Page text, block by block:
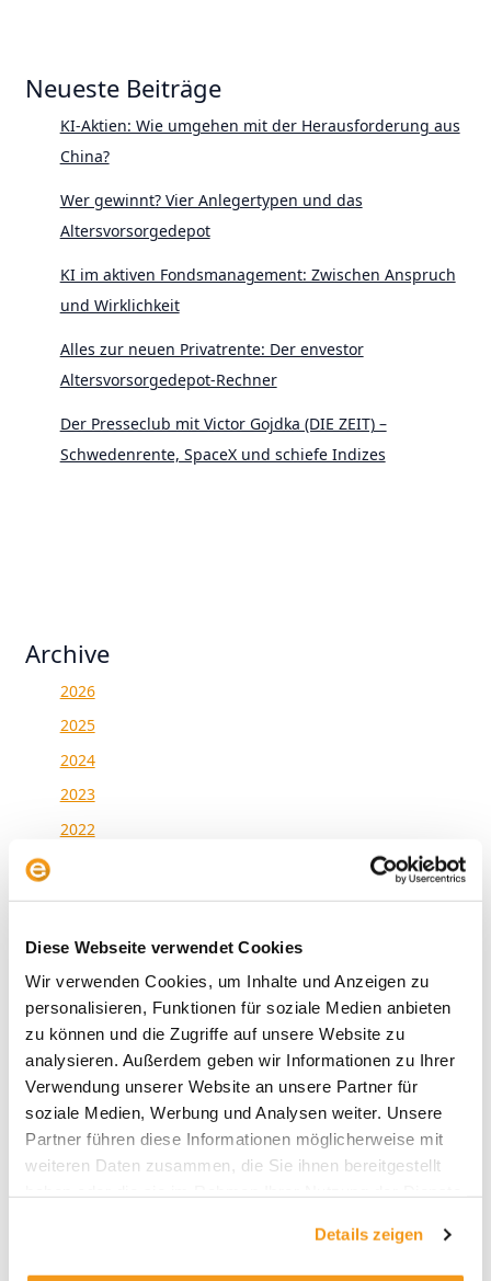
Diese Webseite verwendet Cookies
Wir verwenden Cookies, um Inhalte und Anzeigen zu
personalisieren, Funktionen für soziale Medien anbieten
zu können und die Zugriffe auf unsere Website zu
analysieren. Außerdem geben wir Informationen zu Ihrer
Verwendung unserer Website an unsere Partner für
soziale Medien, Werbung und Analysen weiter. Unsere
Partner führen diese Informationen möglicherweise mit
weiteren Daten zusammen, die Sie ihnen bereitgestellt
Details zeigen
Neueste Beiträge
KI-Aktien: Wie umgehen mit der Herausforderung aus
China?
Wer gewinnt? Vier Anlegertypen und das
Altersvorsorgedepot
KI im aktiven Fondsmanagement: Zwischen Anspruch
und Wirklichkeit
Alles zur neuen Privatrente: Der envestor
Altersvorsorgedepot-Rechner
Der Presseclub mit Victor Gojdka (DIE ZEIT) –
Schwedenrente, SpaceX und schiefe Indizes
Archive
2026
2025
2024
2023
2022
2020
1970
Kategorien